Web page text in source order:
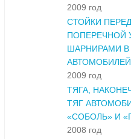
2009 год
СТОЙКИ
ПОПЕРЕЧНОЙ
ШАРНИРАМИ В
2009 год
ТЯГА,
ТЯГ
«СОБОЛЬ» И
2008 год